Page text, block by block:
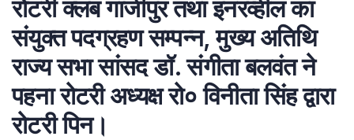
रोटरी क्लब गाजीपुर तथा इनरव्हील का
संयुक्त पदग्रहण सम्पन्न, मुख्य अतिथि
राज्य सभा सांसद डॉ. संगीता बलवंत ने
पहना रोटरी अध्यक्ष रो० विनीता सिंह द्वारा
रोटरी पिन।